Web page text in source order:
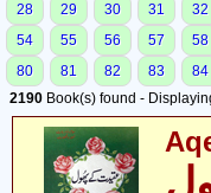
28
29 30 31 32
54
55 56 57 58
80
81 82 83 84
2190 Book(s) found -